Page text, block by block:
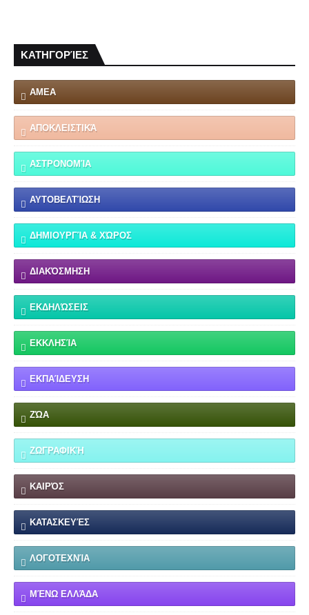
ΚΑΤΗΓΟΡΊΕΣ
ΑΜΕΑ
ΑΠΟΚΛΕΙΣΤΙΚΆ
ΑΣΤΡΟΝΟΜΊΑ
ΑΥΤΟΒΕΛΤΊΩΣΗ
ΔΗΜΙΟΥΡΓΊΑ & ΧΏΡΟΣ
ΔΙΑΚΌΣΜΗΣΗ
ΕΚΔΗΛΏΣΕΙΣ
ΕΚΚΛΗΣΊΑ
ΕΚΠΑΊΔΕΥΣΗ
ΖΏΑ
ΖΩΓΡΑΦΙΚΉ
ΚΑΙΡΌΣ
ΚΑΤΑΣΚΕΥΈΣ
ΛΟΓΟΤΕΧΝΊΑ
ΜΈΝΩ ΕΛΛΆΔΑ